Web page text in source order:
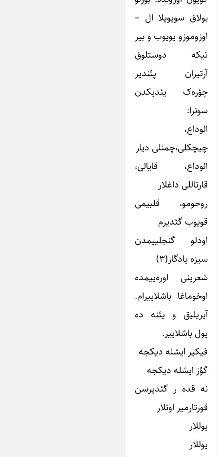
بولاق سویویلا ال –
اوزوموزو یویوب و بیر
تیکه دوستلوق
آرتیران پئندیر
چؤره‌ک یئدیکدن
سونرا:
الوداع،
چیچکلی،چمنلی دیار
الوداع، قایالی،
قارتاللی داغلار
روحومو، قلبیمی
قویوب گئدیرم
اودلو گنجلییمدن
سیزه یادگار(۳)
شعرینی اوره‌ییمده
اوخوماغا باشلاییرام.
آیریلیق و یئنه ده
یول باشلاییر.
فیکیر ایشله دیکجه
گؤز ایشله دیکجه
نه قده ر گئدیرسن
قورتارمیر اونلار
یوللار
یوللار